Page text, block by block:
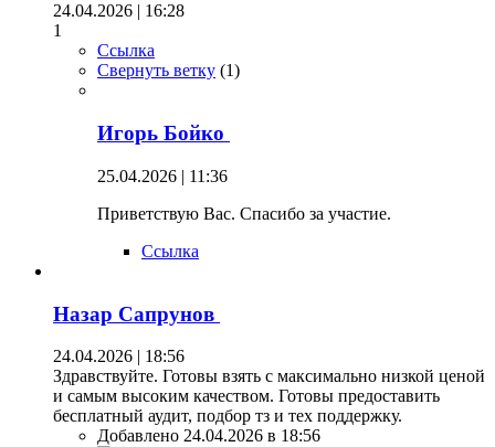
24.04.2026 | 16:28
1
Ссылка
Свернуть ветку (1)
Игорь Бойко
25.04.2026 | 11:36
Приветствую Вас. Спасибо за участие.
Ссылка
Назар Сапрунов
24.04.2026 | 18:56
Здравствуйте. Готовы взять с максимально низкой ценой
и самым высоким качеством. Готовы предоставить
бесплатный аудит, подбор тз и тех поддержку.
Добавлено 24.04.2026 в 18:56